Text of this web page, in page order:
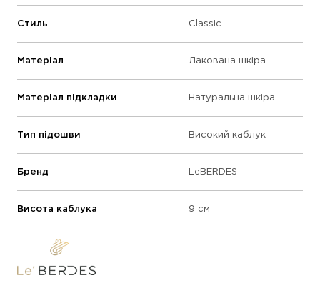
Стиль Classic
Матеріал Лакована шкіра
Матеріал підкладки Натуральна шкіра
Тип підошви Високий каблук
Бренд LeBERDES
Висота каблука 9 см